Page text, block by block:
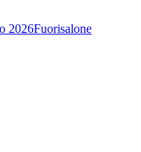
2026Fuorisalone